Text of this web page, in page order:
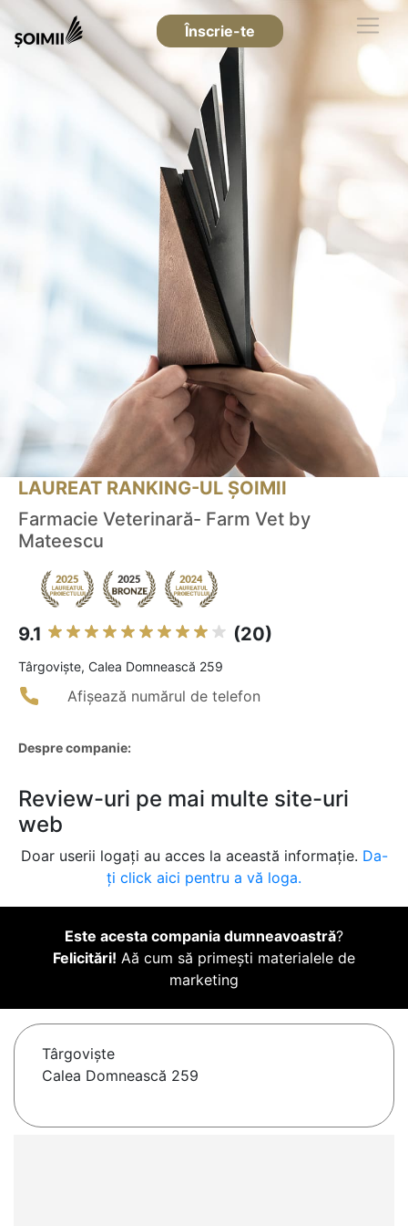
Înscrie-te
LAUREAT RANKING-UL ȘOIMII
Farmacie Veterinară- Farm Vet by
Mateescu
9.1 (20)
Târgovişte, Calea Domnească 259
Afișează numărul de telefon
Despre companie:
Review-uri pe mai multe site-uri
web
Doar userii logați au acces la această informație. Da-
ți click aici pentru a vă loga.
Este acesta compania dumneavoastră?
Felicitări! Aă cum să primești materialele de
marketing
Târgovişte
Calea Domnească 259